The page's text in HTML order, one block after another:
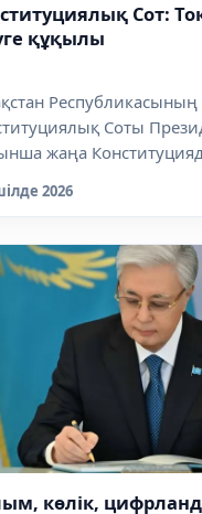
Сот:
құқылы
Республикасының
Соты
жаңа
2026
көлік,